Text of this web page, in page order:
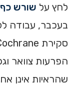
לחץ על שורש
בעכבר, עבודה
הפרעות צוואר
שהראיות אינן